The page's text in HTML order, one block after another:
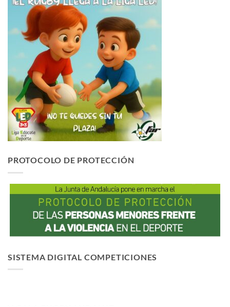
PROTOCOLO DE PROTECCIÓN
SISTEMA DIGITAL COMPETICIONES